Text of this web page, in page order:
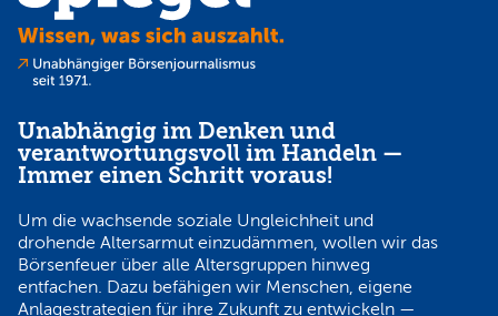
Unabhängig im Denken und
verantwortungsvoll im Handeln —
Immer einen Schritt voraus!
Um die wachsende soziale Ungleichheit und
drohende Altersarmut einzudämmen, wollen wir das
Börsenfeuer über alle Altersgruppen hinweg
entfachen. Dazu befähigen wir Menschen, eigene
Anlagestrategien für ihre Zukunft zu entwickeln —